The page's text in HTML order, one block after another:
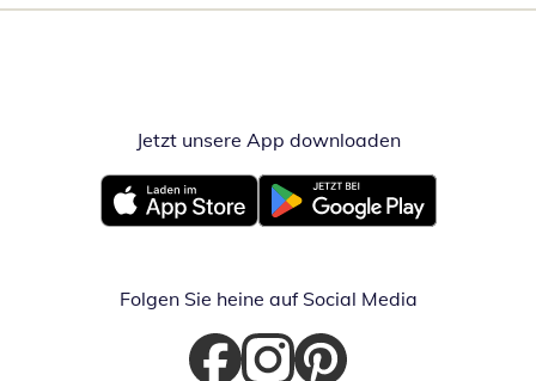
Jetzt unsere App downloadenÖffnet in
Öffnet in neuem FensterÖffnet in neuem Fenster
Folgen Sie heine auf Social Media